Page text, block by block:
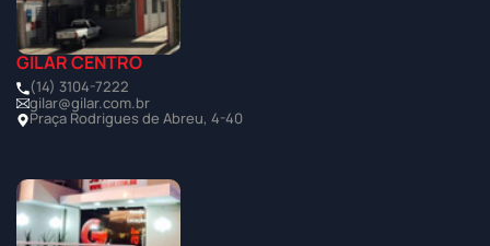
GILAR CENTRO
(14) 3104-7222
gilar@gilar.com.br
Praça Rodrigues de Abreu, 4-40